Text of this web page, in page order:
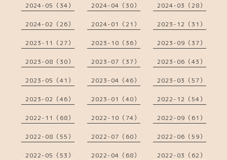
2024-05（34） 2024-04（30） 2024-03（28）
2024-02（26） 2024-01（21） 2023-12（31）
2023-11（27） 2023-10（36） 2023-09（37）
2023-08（30） 2023-07（37） 2023-06（43）
2023-05（41） 2023-04（46） 2023-03（57）
2023-02（46） 2023-01（40） 2022-12（54）
2022-11（68） 2022-10（74） 2022-09（61）
2022-08（55） 2022-07（60） 2022-06（59）
2022-05（53） 2022-04（68） 2022-03（62）